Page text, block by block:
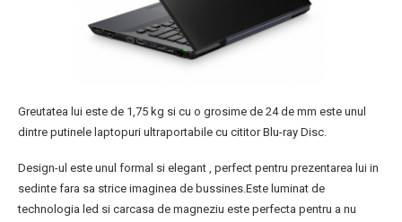
Greutatea lui este de 1,75 kg si cu o grosime de 24 de mm este unul
dintre putinele laptopuri ultraportabile cu cititor Blu-ray Disc.
Design-ul este unul formal si elegant , perfect pentru prezentarea lui in
sedinte fara sa strice imaginea de bussines.Este luminat de
technologia led si carcasa de magneziu este perfecta pentru a nu